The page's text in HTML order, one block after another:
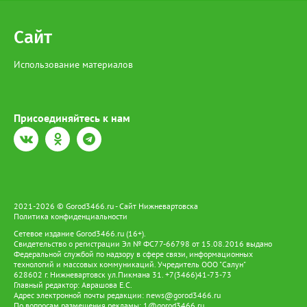
Сайт
Использование материалов
Присоединяйтесь к нам
2021-2026 © Gorod3466.ru - Сайт Нижневартовска
Политика конфиденциальности
Сетевое издание Gorod3466.ru (16+).
Свидетельство о регистрации Эл № ФС77-66798 от 15.08.2016 выдано
Федеральной службой по надзору в сфере связи, информационных
технологий и массовых коммуникаций. Учредитель ООО "Салун"
628602 г. Нижневартовск ул.Пикмана 31. +7(3466)41-73-73
Главный редактор: Аврашова Е.С.
Адрес электронной почты редакции: news@gorod3466.ru